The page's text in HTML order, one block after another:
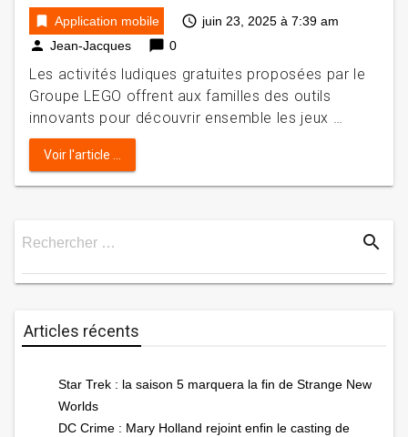
bookmark Application mobile access_time juin 23, 2025 à 7:39 am
person Jean-Jacques chat_bubble 0
Les activités ludiques gratuites proposées par le
Groupe LEGO offrent aux familles des outils
innovants pour découvrir ensemble les jeux …
Voir l'article ...
Rechercher … search
Articles récents
Star Trek : la saison 5 marquera la fin de Strange New
Worlds
DC Crime : Mary Holland rejoint enfin le casting de